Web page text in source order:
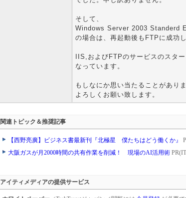
そして、
Windows Server 2003 Standerd
の場合は、再起動後もFTPに成功し
IIS,およびFTPのサービスのスタ
なっています。
もしなにか思い当たることがあり
よろしくお願い致します。
関連トピック＆推奨記事
【西野亮廣】ビジネス書最新刊『北極星 僕たちはどう働くか』
大阪ガスが月2000時間の共有作業を削減！ 現場のAI活用術
アイティメディアの提供サービス